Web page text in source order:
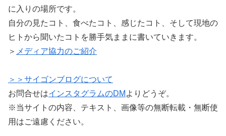
に入りの場所です。
自分の見たコト、食べたコト、感じたコト、そして現地の
ヒトから聞いたコトを勝手気ままに書いていきます。
＞ メディア協力のご紹介
＞＞サイゴンブログについて
お問合せはインスタグラムのDM よりどうぞ。
※当サイトの内容、テキスト、画像等の無断転載・無断使
用はご遠慮ください。